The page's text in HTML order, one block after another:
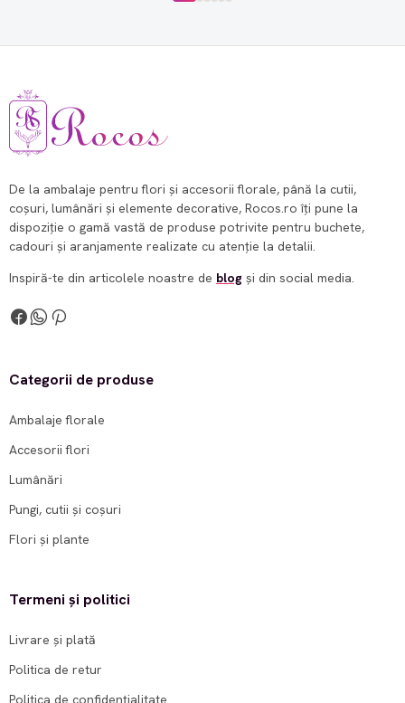
De la ambalaje pentru flori și accesorii florale, până la cutii,
coșuri, lumânări și elemente decorative, Rocos.ro îți pune la
dispoziție o gamă vastă de produse potrivite pentru buchete,
cadouri și aranjamente realizate cu atenție la detalii.
Inspiră-te din articolele noastre de blog și din social media.
Categorii de produse
Ambalaje florale
Accesorii flori
Lumânări
Pungi, cutii și coșuri
Flori și plante
Termeni și politici
Livrare și plată
Politica de retur
Politica de confidențialitate